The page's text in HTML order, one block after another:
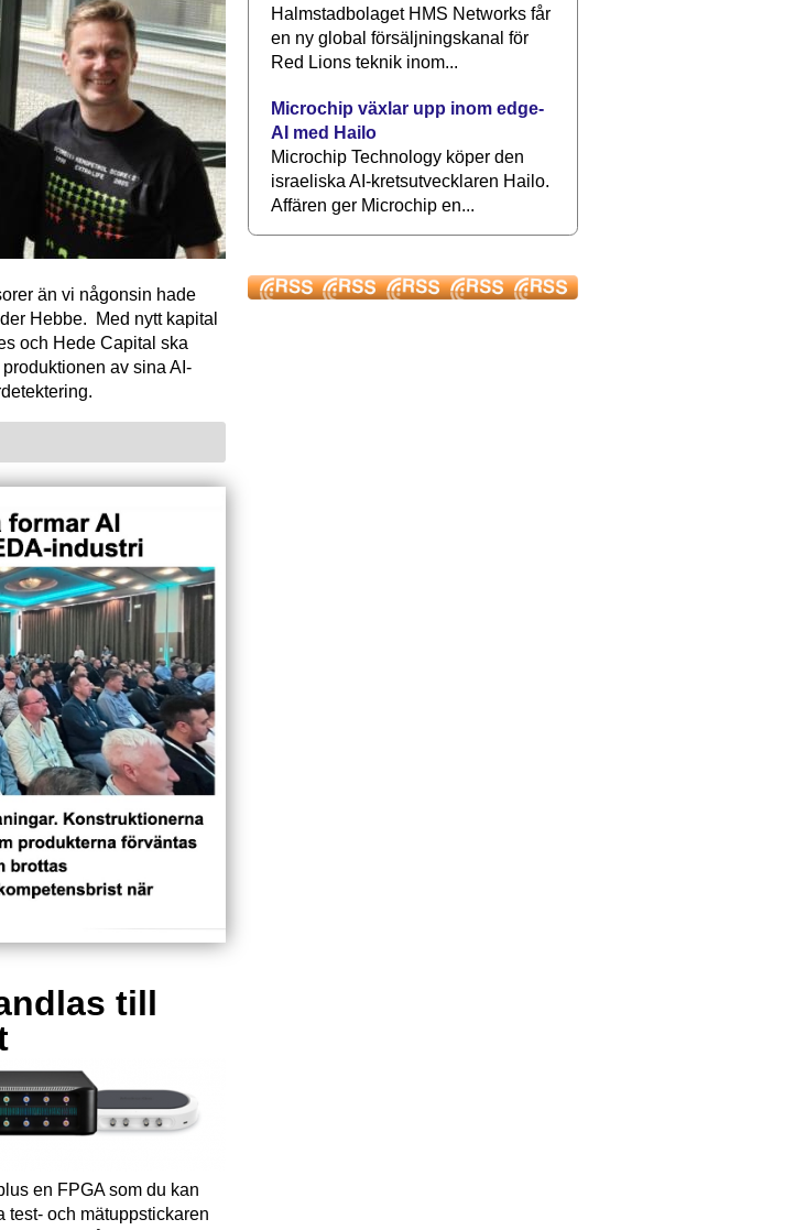
än vi någonsin hade
Hebbe. Med nytt kapital
och Hede Capital ska
av sina AI-
till
en FPGA som du kan
test- och mätuppstickaren
Halmstadbolaget HMS Networks får
en ny global försäljningskanal för
Red Lions teknik inom...
Microchip växlar upp inom edge-
AI med Hailo
Microchip Technology köper den
israeliska AI-kretsutvecklaren Hailo.
Affären ger Microchip en...